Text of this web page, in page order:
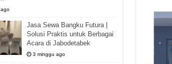
Jasa Sewa Bangku Futura |
Solusi Praktis untuk Berbagai
Acara di Jabodetabek
3 minggu ago